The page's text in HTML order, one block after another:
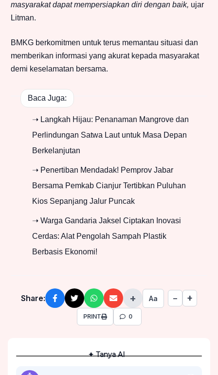
masyarakat dapat mempersiapkan diri dengan baik, ujar
Litman.
BMKG berkomitmen untuk terus memantau situasi dan
memberikan informasi yang akurat kepada masyarakat
demi keselamatan bersama.
Baca Juga:
➝ Langkah Hijau: Penanaman Mangrove dan
Perlindungan Satwa Laut untuk Masa Depan
Berkelanjutan
➝ Penertiban Mendadak! Pemprov Jabar
Bersama Pemkab Cianjur Tertibkan Puluhan
Kios Sepanjang Jalur Puncak
➝ Warga Gandaria Jaksel Ciptakan Inovasi
Cerdas: Alat Pengolah Sampah Plastik
Berbasis Ekonomi!
Share: + Aa − +
PRINT 0
✦ Tanya AI